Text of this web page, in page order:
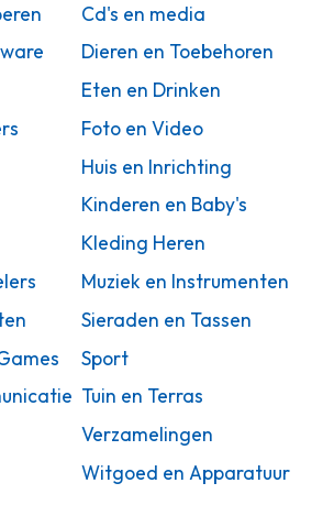
Cd's en media
Dieren en Toebehoren
Eten en Drinken
Foto en Video
Huis en Inrichting
Kinderen en Baby's
Kleding Heren
Muziek en Instrumenten
Sieraden en Tassen
Sport
Tuin en Terras
Verzamelingen
Witgoed en Apparatuur